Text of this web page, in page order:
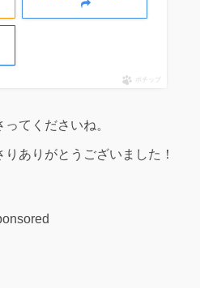
ポチップ
てくださいね。
ありがとうございました！